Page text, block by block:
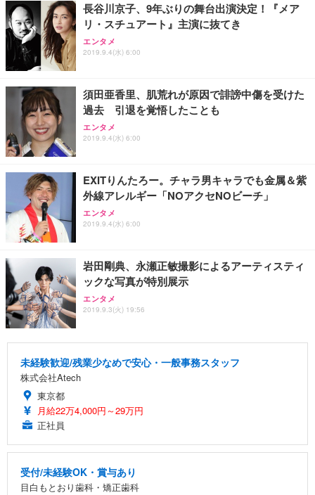
長谷川京子、9年ぶりの舞台出演決定！『メア
リ・スチュアート』主演に抜てき
エンタメ
2019.9.4(水) 6:00
須田亜香里、肌荒れが原因で誹謗中傷を受けた
過去 引退を覚悟したことも
エンタメ
2019.9.4(水) 6:00
EXITりんたろー。チャラ男キャラでも金属＆紫
外線アレルギー「NOアクセNOビーチ」
エンタメ
2019.9.4(水) 6:00
岩田剛典、永瀬正敏撮影によるアーティスティ
ックな写真が特別展示
エンタメ
2019.9.3(火) 19:56
未経験歓迎/残業少なめで安心・一般事務スタッフ
株式会社Atech
東京都
月給22万4,000円～29万円
正社員
受付/未経験OK・賞与あり
目白もとおり歯科・矯正歯科